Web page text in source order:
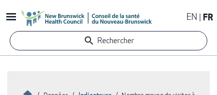
au
contenu
principal
EN FR
Rechercher